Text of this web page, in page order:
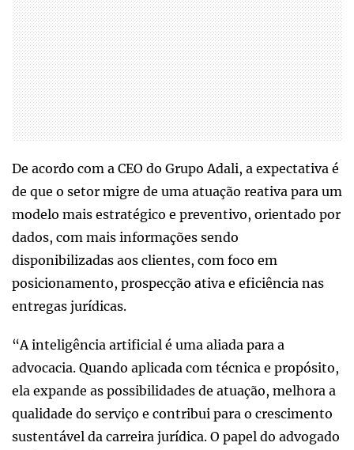
De acordo com a CEO do Grupo Adali, a expectativa é
de que o setor migre de uma atuação reativa para um
modelo mais estratégico e preventivo, orientado por
dados, com mais informações sendo
disponibilizadas aos clientes, com foco em
posicionamento, prospecção ativa e eficiência nas
entregas jurídicas.
“A inteligência artificial é uma aliada para a
advocacia. Quando aplicada com técnica e propósito,
ela expande as possibilidades de atuação, melhora a
qualidade do serviço e contribui para o crescimento
sustentável da carreira jurídica. O papel do advogado